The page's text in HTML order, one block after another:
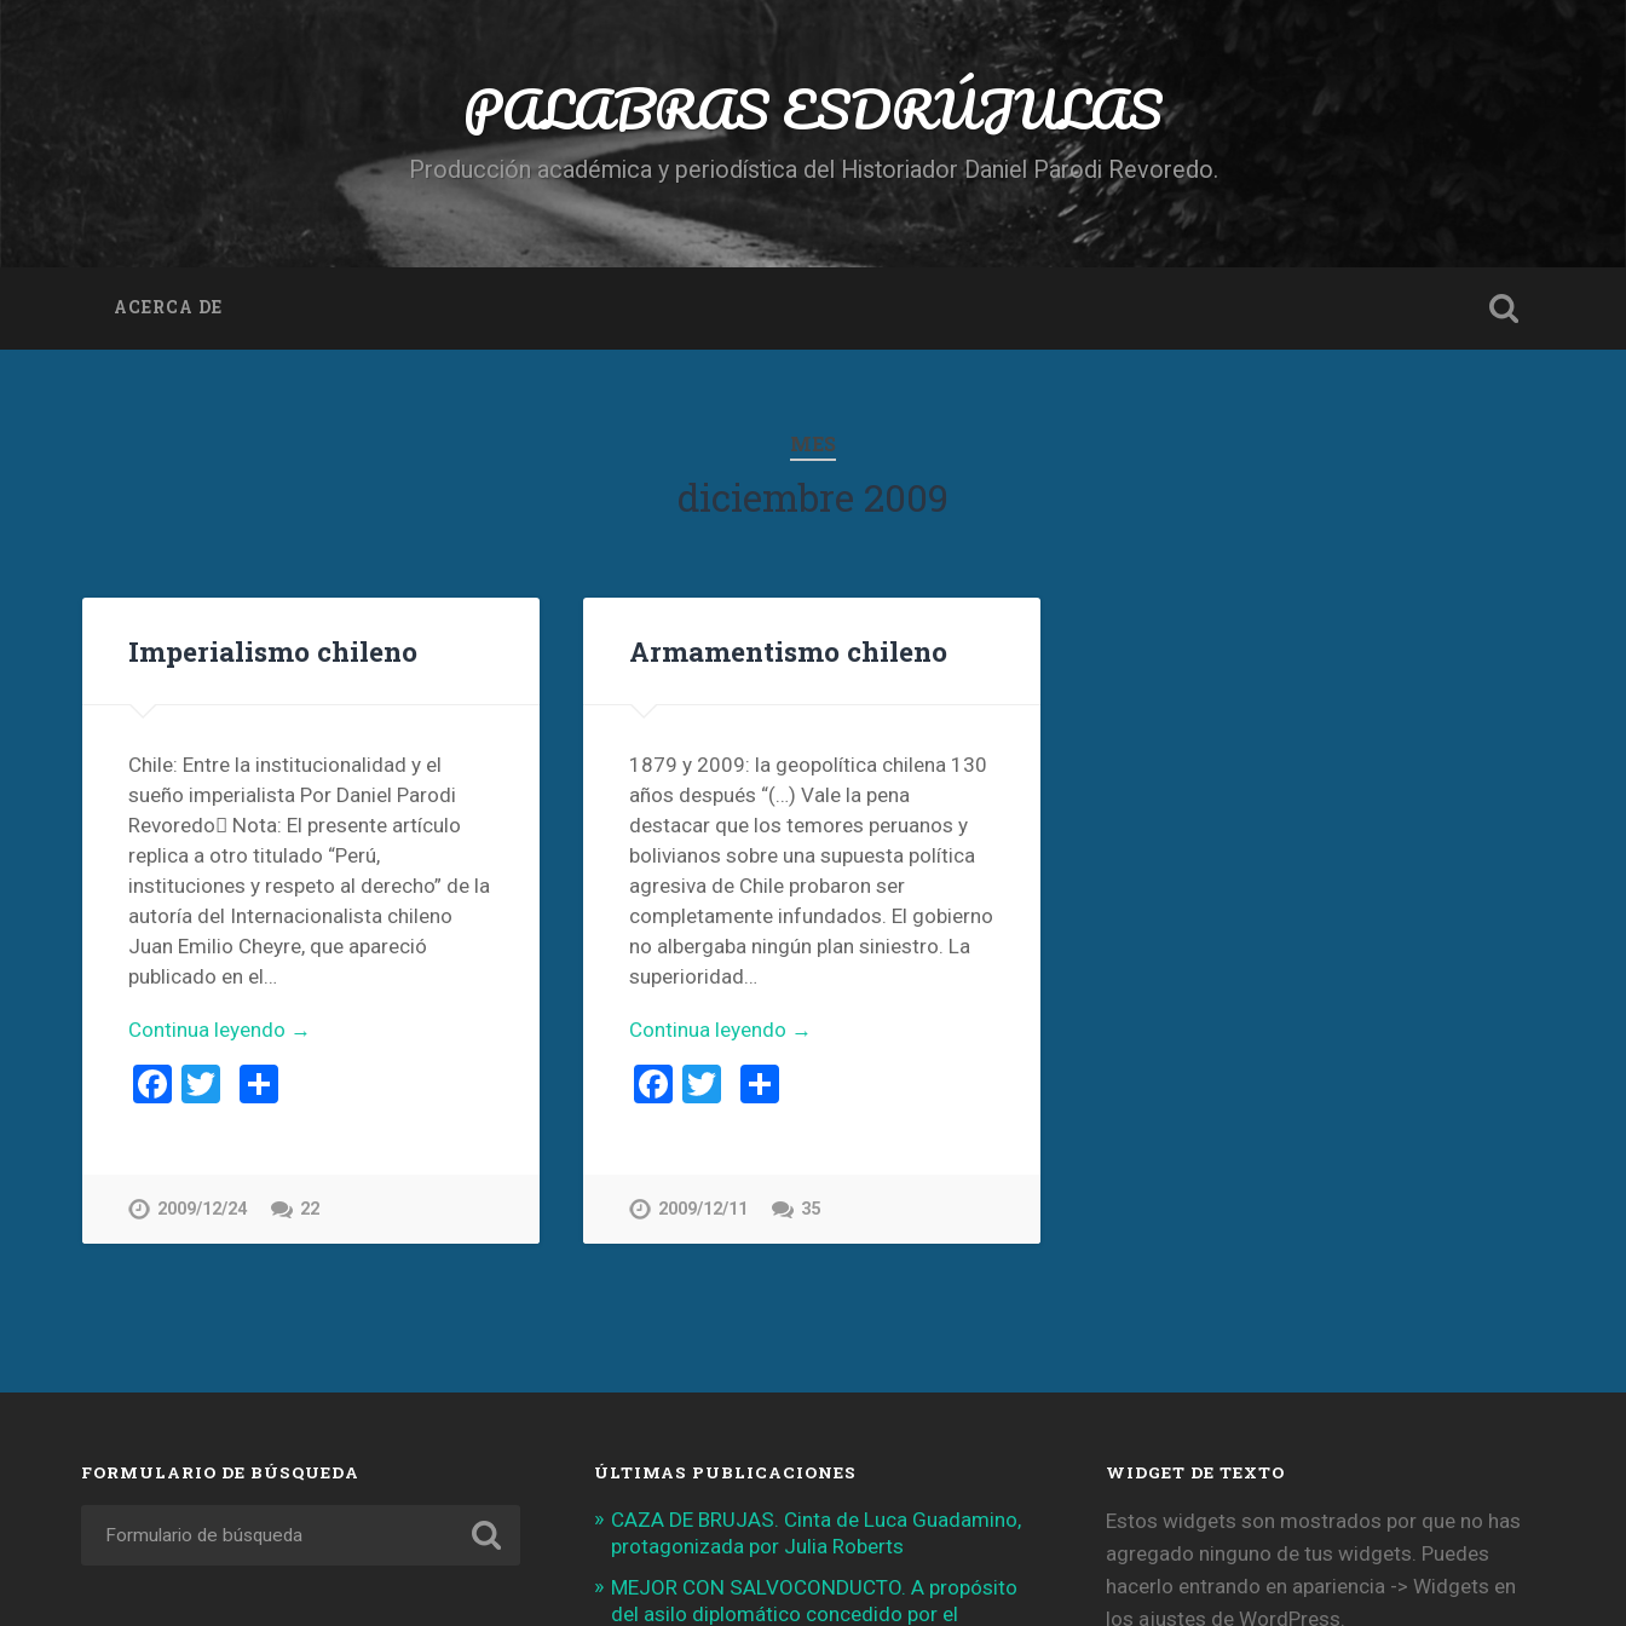
PALABRAS ESDRÚJULAS
Producción académica y periodística del Historiador Daniel Parodi Revoredo.
ACERCA DE
MES
diciembre 2009
Imperialismo chileno
Chile: Entre la institucionalidad y el
sueño imperialista Por Daniel Parodi
Revoredo Nota: El presente artículo
replica a otro titulado “Perú,
instituciones y respeto al derecho” de la
autoría del Internacionalista chileno
Juan Emilio Cheyre, que apareció
publicado en el…
Continua leyendo →
Facebook
Twitter
2009/12/24 22
Armamentismo chileno
1879 y 2009: la geopolítica chilena 130
años después “(…) Vale la pena
destacar que los temores peruanos y
bolivianos sobre una supuesta política
agresiva de Chile probaron ser
completamente infundados. El gobierno
no albergaba ningún plan siniestro. La
superioridad…
Continua leyendo →
Facebook
Twitter
2009/12/11 35
FORMULARIO DE BÚSQUEDA ÚLTIMAS PUBLICACIONES
CAZA DE BRUJAS. Cinta de Luca Guadamino,
protagonizada por Julia Roberts
MEJOR CON SALVOCONDUCTO. A propósito
del asilo diplomático concedido por el
WIDGET DE TEXTO
Estos widgets son mostrados por que no has
agregado ninguno de tus widgets. Puedes
hacerlo entrando en apariencia -> Widgets en
los ajustes de WordPress.